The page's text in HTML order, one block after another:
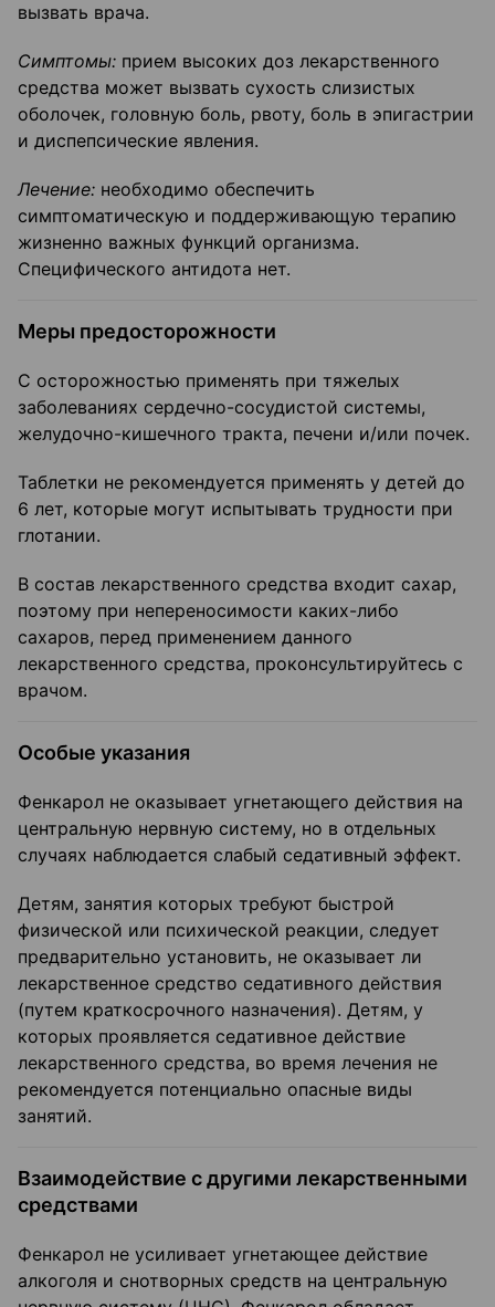
вызвать врача.
Симптомы: прием высоких доз лекарственного
средства может вызвать сухость слизистых
оболочек, головную боль, рвоту, боль в эпигастрии
и диспепсические явления.
Лечение: необходимо обеспечить
симптоматическую и поддерживающую терапию
жизненно важных функций организма.
Специфического антидота нет.
Меры предосторожности
С осторожностью применять при тяжелых
заболеваниях сердечно-сосудистой системы,
желудочно-кишечного тракта, печени и/или почек.
Таблетки не рекомендуется применять у детей до
6 лет, которые могут испытывать трудности при
глотании.
В состав лекарственного средства входит сахар,
поэтому при непереносимости каких-либо
сахаров, перед применением данного
лекарственного средства, проконсультируйтесь с
врачом.
Особые указания
Фенкарол не оказывает угнетающего действия на
центральную нервную систему, но в отдельных
случаях наблюдается слабый седативный эффект.
Детям, занятия которых требуют быстрой
физической или психической реакции, следует
предварительно установить, не оказывает ли
лекарственное средство седативного действия
(путем краткосрочного назначения). Детям, у
которых проявляется седативное действие
лекарственного средства, во время лечения не
рекомендуется потенциально опасные виды
занятий.
Взаимодействие с другими лекарственными
средствами
Фенкарол не усиливает угнетающее действие
алкоголя и снотворных средств на центральную